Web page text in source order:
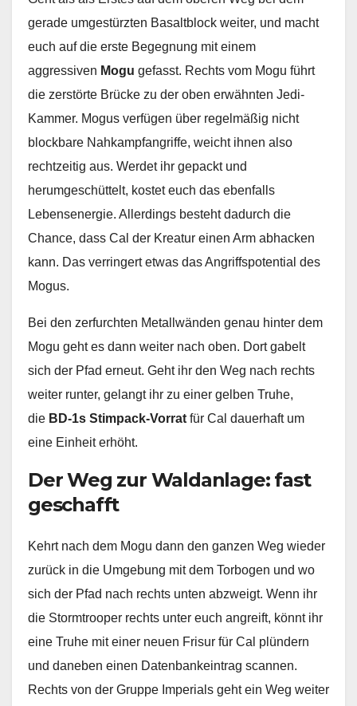
gerade umgestürzten Basaltblock weiter, und macht
euch auf die erste Begegnung mit einem
aggressiven Mogu gefasst. Rechts vom Mogu führt
die zerstörte Brücke zu der oben erwähnten Jedi-
Kammer. Mogus verfügen über regelmäßig nicht
blockbare Nahkampfangriffe, weicht ihnen also
rechtzeitig aus. Werdet ihr gepackt und
herumgeschüttelt, kostet euch das ebenfalls
Lebensenergie. Allerdings besteht dadurch die
Chance, dass Cal der Kreatur einen Arm abhacken
kann. Das verringert etwas das Angriffspotential des
Mogus.
Bei den zerfurchten Metallwänden genau hinter dem
Mogu geht es dann weiter nach oben. Dort gabelt
sich der Pfad erneut. Geht ihr den Weg nach rechts
weiter runter, gelangt ihr zu einer gelben Truhe,
die BD-1s Stimpack-Vorrat für Cal dauerhaft um
eine Einheit erhöht.
Der Weg zur Waldanlage: fast
geschafft
Kehrt nach dem Mogu dann den ganzen Weg wieder
zurück in die Umgebung mit dem Torbogen und wo
sich der Pfad nach rechts unten abzweigt. Wenn ihr
die Stormtrooper rechts unter euch angreift, könnt ihr
eine Truhe mit einer neuen Frisur für Cal plündern
und daneben einen Datenbankeintrag scannen.
Rechts von der Gruppe Imperials geht ein Weg weiter